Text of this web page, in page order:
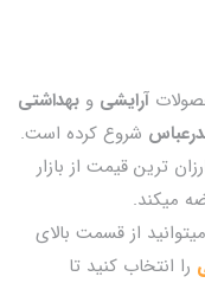
آرایشی و بهداشتی
شروع کرده است.
ترین قیمت از بازار
میکند.
از قسمت بالای
را انتخاب کنید تا